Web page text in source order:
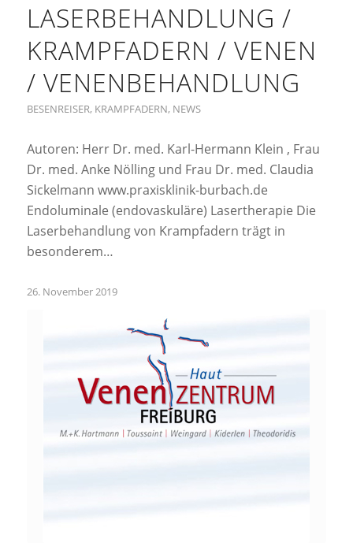
LASERBEHANDLUNG /
KRAMPFADERN / VENEN
/ VENENBEHANDLUNG
BESENREISER, KRAMPFADERN, NEWS
Autoren: Herr Dr. med. Karl-Hermann Klein , Frau
Dr. med. Anke Nölling und Frau Dr. med. Claudia
Sickelmann www.praxisklinik-burbach.de
Endoluminale (endovaskuläre) Lasertherapie Die
Laserbehandlung von Krampfadern trägt in
besonderem…
26. November 2019